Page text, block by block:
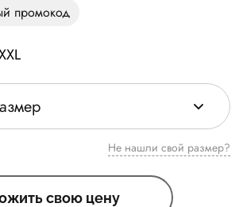
промокод
Не нашли свой размер?
свою цену